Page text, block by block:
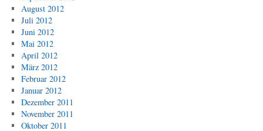
August 2012
Juli 2012
Juni 2012
Mai 2012
April 2012
März 2012
Februar 2012
Januar 2012
Dezember 2011
November 2011
Oktober 2011